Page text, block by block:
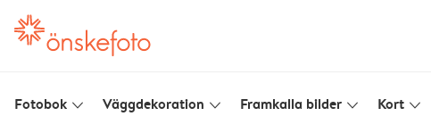
Fotobok slim_arrow_down Väggdekoration slim_arrow_down Framkalla bilder slim_arrow_down Kort slim_arrow_down